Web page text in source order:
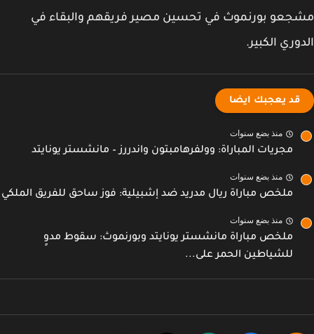
بورنموث في تحسين مصير فريقهم والبقاء في
الكبير.
قد يعجبك ايضا
منذ بضع سنوات
مجريات المباراة: وولفرهامبتون واندررز – مانشستر يونايتد
منذ بضع سنوات
ملخص مباراة ريال مدريد ضد إشبيلية: فوز ساحق للفريق الملكي
منذ بضع سنوات
ملخص مباراة مانشستر يونايتد وبورنموث: سقوط مدوٍ
للشياطين الحمر على...